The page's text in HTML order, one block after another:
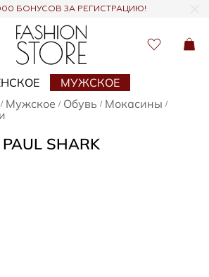
БОНУСОВ ЗА РЕГИСТРАЦИЮ!
МУЖСКОЕ
/ Мужское / Обувь / Мокасины /
PAUL SHARK